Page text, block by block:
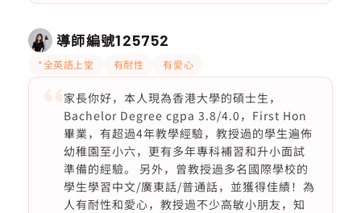
導師編號125752
*全英語上堂 有耐性 有愛心
家長你好，本人現為香港大學的碩士生，
Bachelor Degree cgpa 3.8/4.0，First Hon
畢業，有超過4年教學經驗，教授過的學生遍佈
幼稚園至小六，更有多年專科補習和升小面試
準備的經驗。 另外，曾教授過多名國際學校的
學生學習中文/廣東話/普通話，並獲得佳績！為
人有耐性和愛心，教授過不少高敏小朋友，知